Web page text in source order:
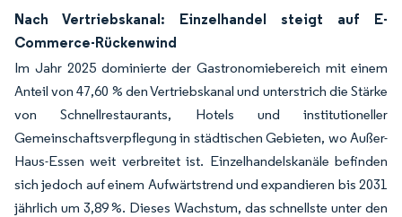
Nach Vertriebskanal: Einzelhandel steigt auf E-
Commerce-Rückenwind
Im Jahr 2025 dominierte der Gastronomiebereich mit einem
Anteil von 47,60 % den Vertriebskanal und unterstrich die Stärke
von Schnellrestaurants, Hotels und institutioneller
Gemeinschaftsverpflegung in städtischen Gebieten, wo Außer-
Haus-Essen weit verbreitet ist. Einzelhandelskanäle befinden
sich jedoch auf einem Aufwärtstrend und expandieren bis 2031
jährlich um 3,89 %. Dieses Wachstum, das schnellste unter den